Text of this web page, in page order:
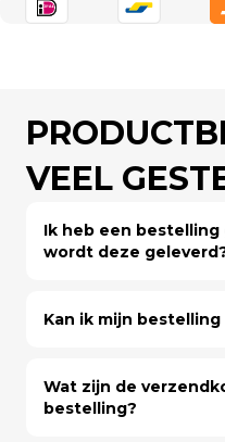
VEEL
Ik heb een
wordt deze
Kan ik mijn
Wat zijn de
bestelling?